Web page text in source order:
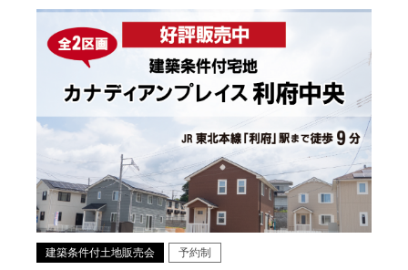
建築条件付土地販売会 予約制